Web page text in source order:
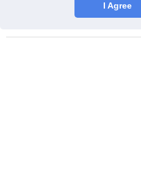
I Agree
농식품부, 폭염에 육계·상추 피